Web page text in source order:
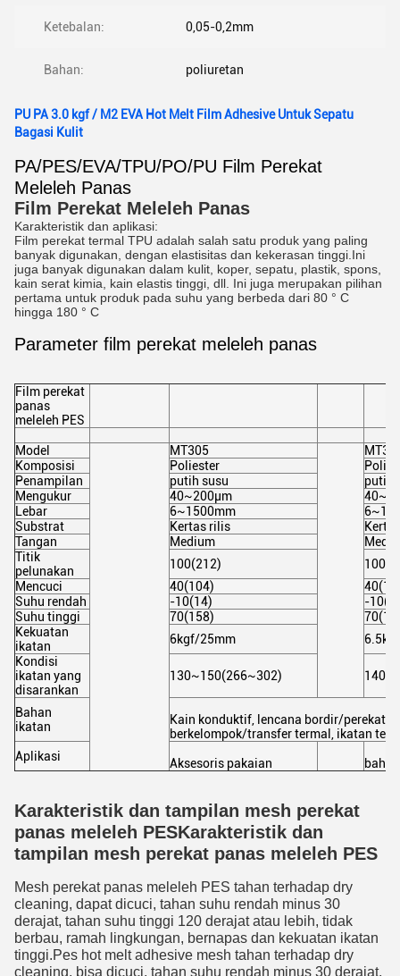
Ketebalan: 0,05-0,2mm
Bahan: poliuretan
PU PA 3.0 kgf / M2 EVA Hot Melt Film Adhesive Untuk Sepatu
Bagasi Kulit
PA/PES/EVA/TPU/PO/PU Film Perekat
Meleleh Panas
Film Perekat Meleleh Panas
Karakteristik dan aplikasi:
Film perekat termal TPU adalah salah satu produk yang paling
banyak digunakan, dengan elastisitas dan kekerasan tinggi.Ini
juga banyak digunakan dalam kulit, koper, sepatu, plastik, spons,
kain serat kimia, kain elastis tinggi, dll. Ini juga merupakan pilihan
pertama untuk produk pada suhu yang berbeda dari 80 ° C
hingga 180 ° C
Parameter film perekat meleleh panas
Film perekat
panas
meleleh PES
Model MT305
Komposisi
Poliester
Penampilan
putih susu
putih
Mengukur
40~200μm
Lebar
6~1500mm
Substrat
Kertas rilis
Tangan
Medium
Titik
pelunakan
100(212) 100
Mencuci
40(104) 40
Suhu rendah
-10(14) -10
Suhu tinggi
70(158) 70
Kekuatan
ikatan
6kgf/25mm
Kondisi
ikatan yang
disarankan
130~150(266~302)
Bahan
ikatan
Kain konduktif, lencana bordir/perekat
berkelompok/transfer termal, ikatan
Aplikasi
Aksesoris pakaian
Karakteristik dan tampilan mesh perekat
panas meleleh PESKarakteristik dan
tampilan mesh perekat panas meleleh PES
Mesh perekat panas meleleh PES tahan terhadap dry
cleaning, dapat dicuci, tahan suhu rendah minus 30
derajat, tahan suhu tinggi 120 derajat atau lebih, tidak
berbau, ramah lingkungan, bernapas dan kekuatan ikatan
tinggi.Pes hot melt adhesive mesh tahan terhadap dry
cleaning, bisa dicuci, tahan suhu rendah minus 30 derajat,